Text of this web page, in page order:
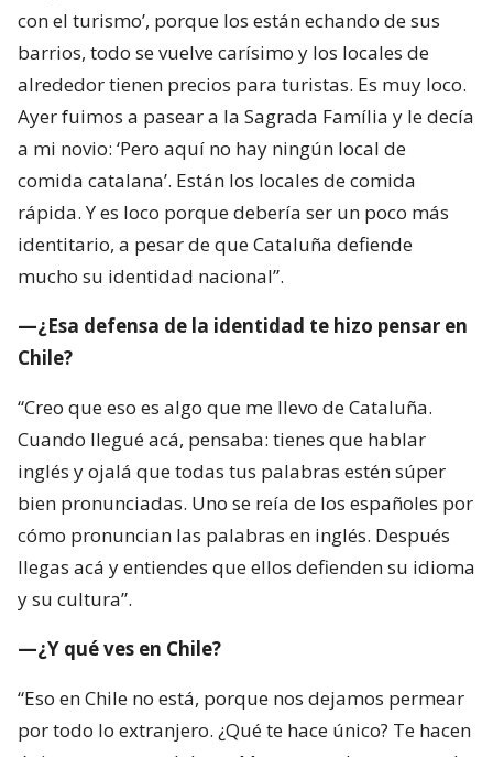
con el turismo’, porque los están echando de sus
barrios, todo se vuelve carísimo y los locales de
alrededor tienen precios para turistas. Es muy loco.
Ayer fuimos a pasear a la Sagrada Família y le decía
a mi novio: ‘Pero aquí no hay ningún local de
comida catalana’. Están los locales de comida
rápida. Y es loco porque debería ser un poco más
identitario, a pesar de que Cataluña defiende
mucho su identidad nacional”.
—¿Esa defensa de la identidad te hizo pensar en
Chile?
“Creo que eso es algo que me llevo de Cataluña.
Cuando llegué acá, pensaba: tienes que hablar
inglés y ojalá que todas tus palabras estén súper
bien pronunciadas. Uno se reía de los españoles por
cómo pronuncian las palabras en inglés. Después
llegas acá y entiendes que ellos defienden su idioma
y su cultura”.
—¿Y qué ves en Chile?
“Eso en Chile no está, porque nos dejamos permear
por todo lo extranjero. ¿Qué te hace único? Te hacen